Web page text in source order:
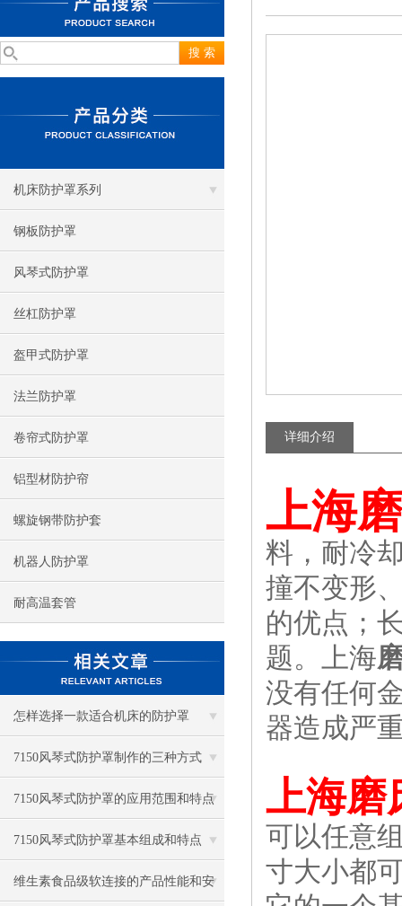
机床防护罩系列
钢板防护罩
风琴式防护罩
丝杠防护罩
盔甲式防护罩
法兰防护罩
卷帘式防护罩
铝型材防护帘
螺旋钢带防护套
机器人防护罩
耐高温套管
怎样选择一款适合机床的防护罩
7150风琴式防护罩制作的三种方式
7150风琴式防护罩的应用范围和特点
7150风琴式防护罩基本组成和特点
维生素食品级软连接的产品性能和安
详细介绍
上海
料，耐冷
撞不变形
的优点；
题。上海
没有任何
器造成严
上海磨
可以任意
寸大小都